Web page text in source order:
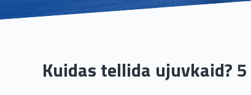
Kuidas tellida ujuvkaid?